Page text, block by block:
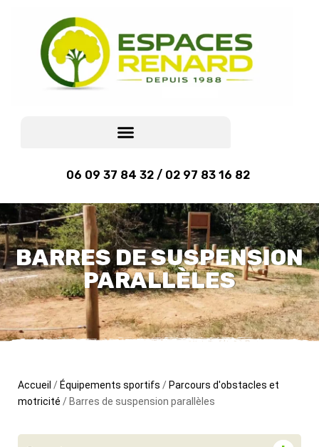
06 09 37 84 32 / 02 97 83 16 82
BARRES DE SUSPENSION
PARALLÈLES
Accueil / Équipements sportifs / Parcours d'obstacles et
motricité / Barres de suspension parallèles